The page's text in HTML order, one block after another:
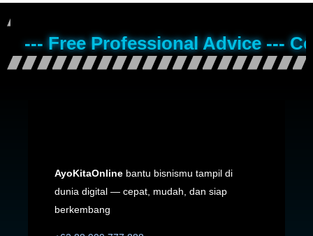
--- Free Professional Advice ---
AyoKitaOnlinebantu bisnismu tampil di
dunia digital — cepat, mudah, dan siap
berkembang